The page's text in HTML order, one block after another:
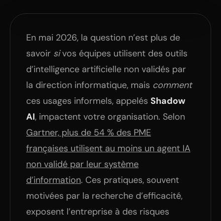
En mai 2026, la question n’est plus de
savoir sivos équipes utilisent des outils
d’intelligence artificielle non validés par
la direction informatique, mais comment
ces usages informels, appelés Shadow
AI, impactent votre organisation. Selon
Gartner, plus de 54 % des PME
françaises utilisent au moins un agent IA
non validé par leur système
d’information. Ces pratiques, souvent
motivées par la recherche d’efficacité,
exposent l’entreprise à des risques